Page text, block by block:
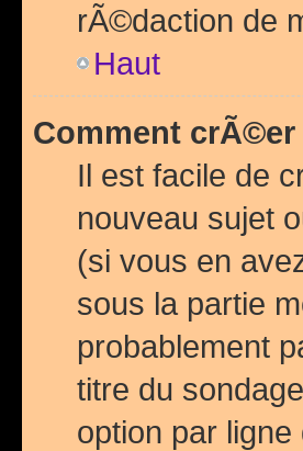
rÃ©daction de
Haut
Comment
Il est facile de
nouveau sujet
(si vous en
sous la partie
probablement
titre du
option par